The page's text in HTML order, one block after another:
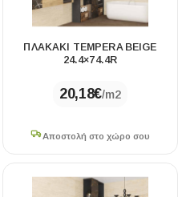
ΠΛΑΚΑΚΙ TEMPERA BEIGE
24.4×74.4R
20,18€/m2
Αποστολή στο χώρο σου